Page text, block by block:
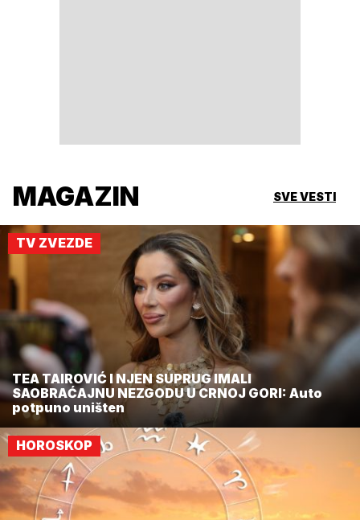
MAGAZIN SVE VESTI
TV ZVEZDE
TEA TAIROVIĆ I NJEN SUPRUG IMALI
SAOBRAĆAJNU NEZGODU U CRNOJ GORI: Auto
potpuno uništen
HOROSKOP